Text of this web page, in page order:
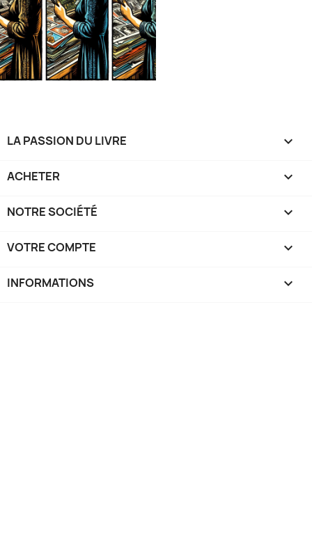
LA PASSION DU LIVRE 
ACHETER 
NOTRE SOCIÉTÉ 
VOTRE COMPTE 
INFORMATIONS keyboard_arrow_down